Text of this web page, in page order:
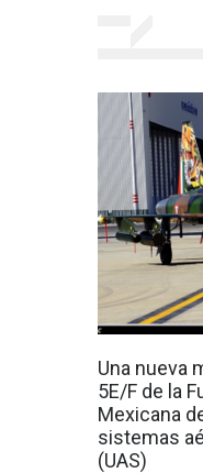
Una nueva
5E/F de la
Mexicana
sistemas
(UAS)